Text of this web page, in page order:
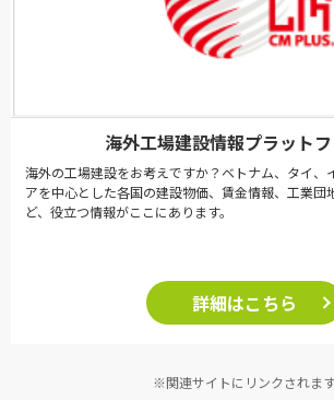
海外工場建設情報プラット
海外の工場建設をお考えですか？ベトナム、タイ、
アを中心とした各国の建設物価、賃金情報、工業団
ど、役立つ情報がここにあります。
詳細はこちら
※関連サイトにリンクされま